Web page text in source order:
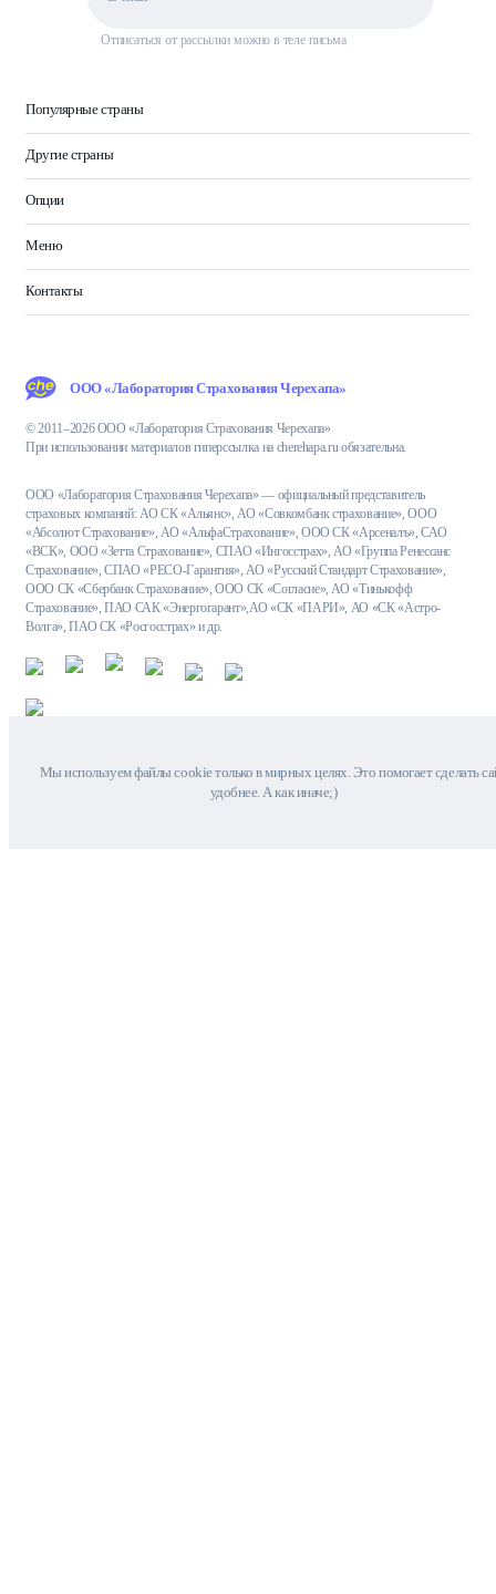
Отписаться от рассылки можно в теле письма
Популярные страны
Другие страны
Опции
Меню
Контакты
ООО «Лаборатория Страхования Черехапа»
© 2011–2026 ООО «Лаборатория Страхования Черехапа»
При использовании материалов гиперссылка на cherehapa.ru обязательна.
ООО «Лаборатория Страхования Черехапа» — официальный представитель
страховых компаний: АО СК «Альянс», АО «Совкомбанк страхование», ООО
«Абсолют Страхование», АО «АльфаСтрахование», ООО СК «Арсеналъ», САО
«ВСК», ООО «Зетта Страхование», СПАО «Ингосстрах», АО «Группа Ренессанс
Страхование», СПАО «РЕСО-Гарантия», АО «Русский Стандарт Страхование»,
ООО СК «Сбербанк Страхование», ООО СК «Согласие», АО «Тинькофф
Страхование», ПАО САК «Энергогарант»,АО «СК «ПАРИ», АО «СК «Астро-
Волга», ПАО СК «Росгосстрах» и др.
Мы используем файлы cookie только в мирных целях. Это помогает сделать
удобнее. А как иначе;)